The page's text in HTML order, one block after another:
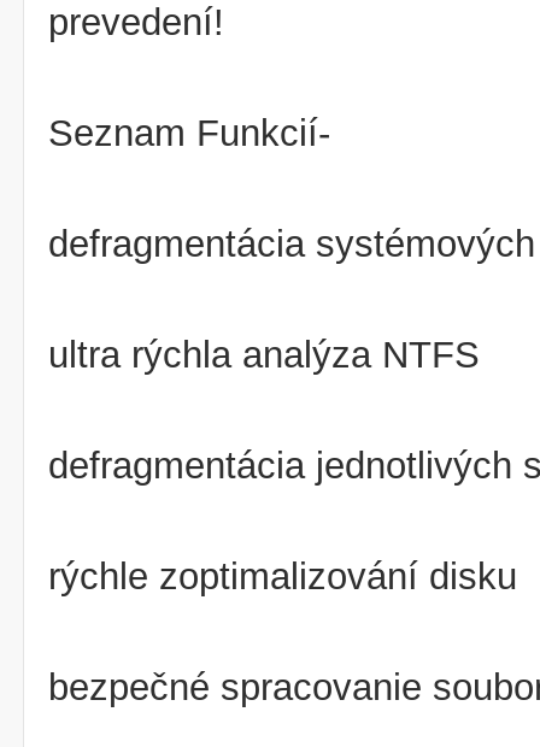
prevedení!
Seznam Funkcií-
defragmentácia
ultra rýchla analýza NTFS
defragmentácia jednotlivých
rýchle zoptimalizování disku
bezpečné spracovanie